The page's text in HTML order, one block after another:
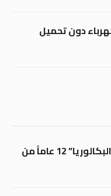
دون تحميل
كابوس النتائج.. حين تختزل “البكالوريا” 12 عاماً من